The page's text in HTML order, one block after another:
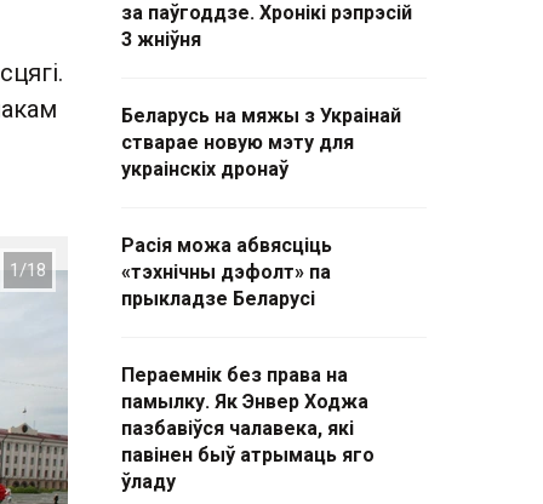
за паўгоддзе. Хронікі рэпрэсій
3 жніўня
Беларусь на мяжы з Украінай
стварае новую мэту для
украінскіх дронаў
Расія можа абвясціць
«тэхнічны дэфолт» па
прыкладзе Беларусі
Пераемнік без права на
памылку. Як Энвер Ходжа
пазбавіўся чалавека, які
павінен быў атрымаць яго
ўладу